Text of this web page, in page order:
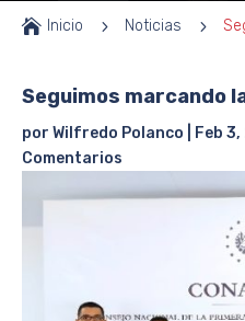
 Inicio 5 Noticias 5
Seguimos marcando
por Wilfredo Polanco Feb
Comentarios